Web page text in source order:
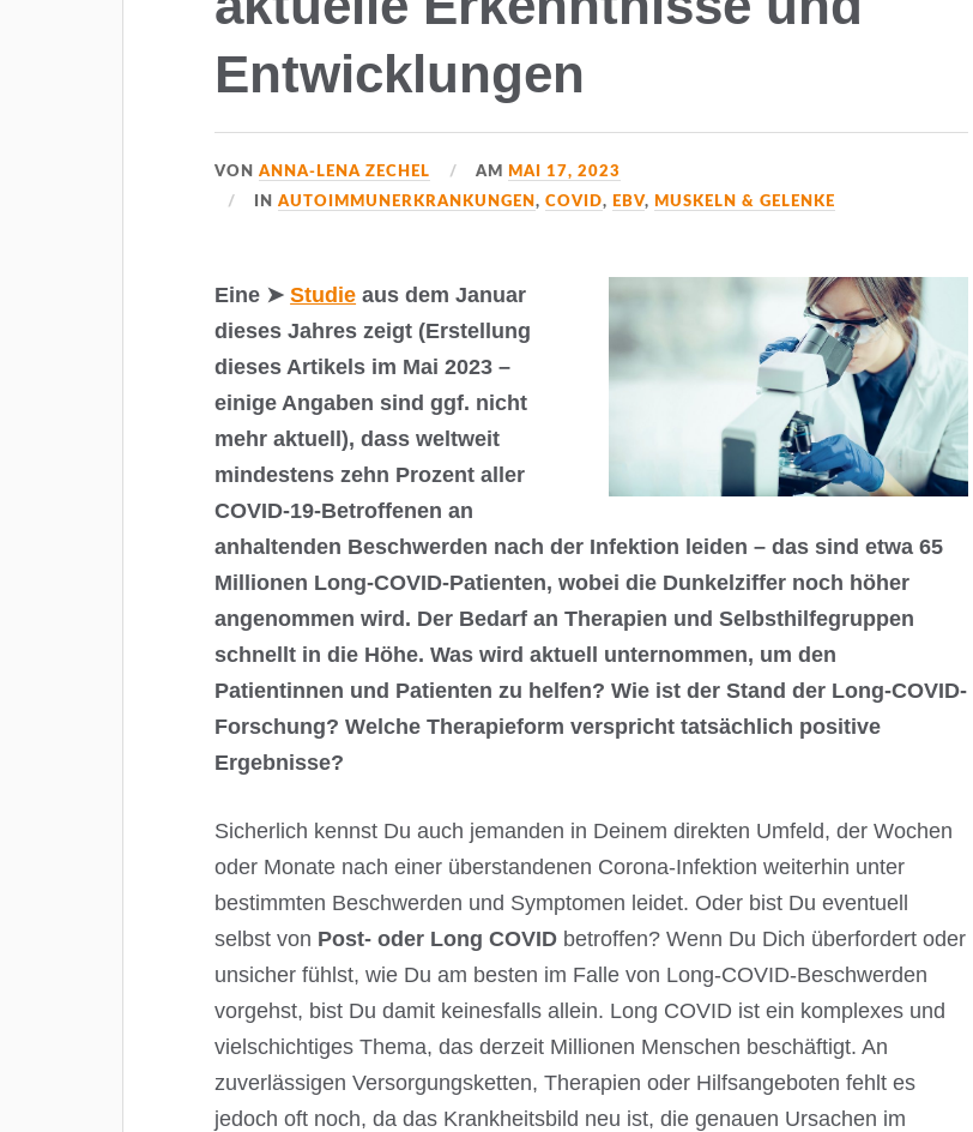
Entwicklungen
VONANNA-LENA ZECHEL AM MAI 17, 2023
INAUTOIMMUNERKRANKUNGEN,COVID, EBV, MUSKELN & GELENKE
Eine ➤Studie aus dem Januar
dieses Jahres zeigt (Erstellung
dieses Artikels im Mai 2023 –
einige Angaben sind ggf. nicht
mehr aktuell), dass weltweit
mindestens zehn Prozent aller
COVID-19-Betroffenen an
anhaltenden Beschwerden nach der Infektion leiden – das sind etwa 65
Millionen Long-COVID-Patienten, wobei die Dunkelziffer noch höher
angenommen wird. Der Bedarf an Therapien und Selbsthilfegruppen
schnellt in die Höhe. Was wird aktuell unternommen, um den
Patientinnen und Patienten zu helfen? Wie ist der Stand der Long-COVID-
Forschung? Welche Therapieform verspricht tatsächlich positive
Ergebnisse?
Sicherlich kennst Du auch jemanden in Deinem direkten Umfeld, der Wochen
oder Monate nach einer überstandenen Corona-Infektion weiterhin unter
bestimmten Beschwerden und Symptomen leidet. Oder bist Du eventuell
selbst von Post- oder Long COVID betroffen? Wenn Du Dich überfordert oder
unsicher fühlst, wie Du am besten im Falle von Long-COVID-Beschwerden
vorgehst, bist Du damit keinesfalls allein. Long COVID ist ein komplexes und
vielschichtiges Thema, das derzeit Millionen Menschen beschäftigt. An
zuverlässigen Versorgungsketten, Therapien oder Hilfsangeboten fehlt es
jedoch oft noch, da das Krankheitsbild neu ist, die genauen Ursachen im